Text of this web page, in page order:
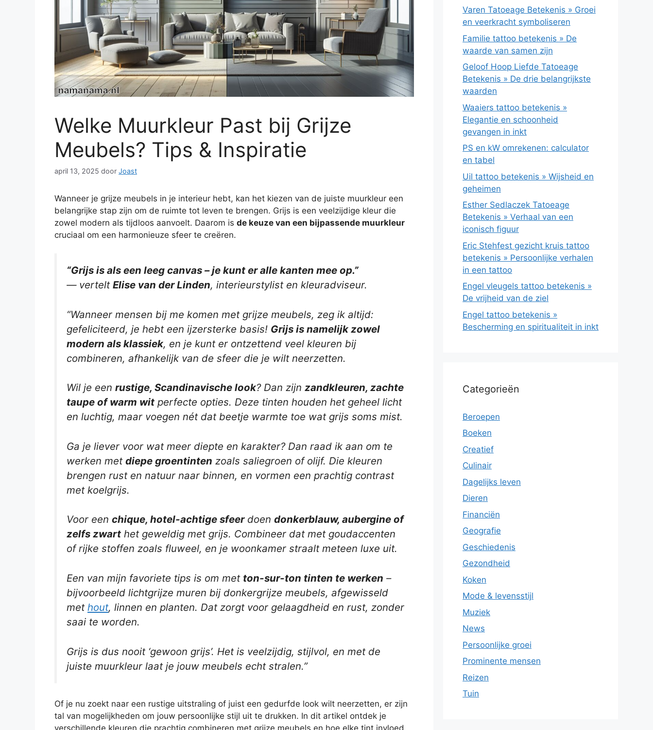
Welke Muurkleur Past bij Grijze
Meubels? Tips & Inspiratie
april 13, 2025 door Joast
Wanneer je grijze meubels in je interieur hebt, kan het kiezen van de juiste muurkleur een
belangrijke stap zijn om de ruimte tot leven te brengen. Grijs is een veelzijdige kleur die
zowel modern als tijdloos aanvoelt. Daarom is de keuze van een bijpassende muurkleur
cruciaal om een harmonieuze sfeer te creëren.
“Grijs is als een leeg canvas – je kunt er alle kanten mee op.”
— vertelt Elise van der Linden, interieurstylist en kleuradviseur.
“Wanneer mensen bij me komen met grijze meubels, zeg ik altijd:
gefeliciteerd, je hebt een ijzersterke basis! Grijs is namelijk zowel
modern als klassiek, en je kunt er ontzettend veel kleuren bij
combineren, afhankelijk van de sfeer die je wilt neerzetten.
Wil je een rustige, Scandinavische look? Dan zijn zandkleuren, zachte
taupe of warm wit perfecte opties. Deze tinten houden het geheel licht
en luchtig, maar voegen nét dat beetje warmte toe wat grijs soms mist.
Ga je liever voor wat meer diepte en karakter? Dan raad ik aan om te
werken met diepe groentinten zoals saliegroen of olijf. Die kleuren
brengen rust en natuur naar binnen, en vormen een prachtig contrast
met koelgrijs.
Voor een chique, hotel-achtige sfeerdoen donkerblauw, aubergine of
zelfs zwart het geweldig met grijs. Combineer dat met goudaccenten
of rijke stoffen zoals fluweel, en je woonkamer straalt meteen luxe uit.
Een van mijn favoriete tips is om met ton-sur-ton tinten te werken –
bijvoorbeeld lichtgrijze muren bij donkergrijze meubels, afgewisseld
met hout, linnen en planten. Dat zorgt voor gelaagdheid en rust, zonder
saai te worden.
Grijs is dus nooit ‘gewoon grijs’. Het is veelzijdig, stijlvol, en met de
juiste muurkleur laat je jouw meubels echt stralen.”
Of je nu zoekt naar een rustige uitstraling of juist een gedurfde look wilt neerzetten, er zijn
tal van mogelijkheden om jouw persoonlijke stijl uit te drukken. In dit artikel ontdek je
Varen Tatoeage Betekenis » Groei
en veerkracht symboliseren
Familie tattoo betekenis » De
waarde van samen zijn
Geloof Hoop Liefde Tatoeage
Betekenis » De drie belangrijkste
waarden
Waaiers tattoo betekenis »
Elegantie en schoonheid
gevangen in inkt
PS en kW omrekenen: calculator
en tabel
Uil tattoo betekenis » Wijsheid en
geheimen
Esther Sedlaczek Tatoeage
Betekenis » Verhaal van een
iconisch figuur
Eric Stehfest gezicht kruis tattoo
betekenis » Persoonlijke verhalen
in een tattoo
Engel vleugels tattoo betekenis »
De vrijheid van de ziel
Engel tattoo betekenis »
Bescherming en spiritualiteit in inkt
Categorieën
Beroepen
Boeken
Creatief
Culinair
Dagelijks leven
Dieren
Financiën
Geografie
Geschiedenis
Gezondheid
Koken
Mode & levensstijl
Muziek
News
Persoonlijke groei
Prominente mensen
Reizen
Tuin